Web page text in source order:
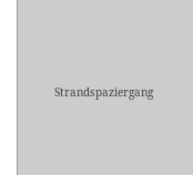
Strandspaziergang